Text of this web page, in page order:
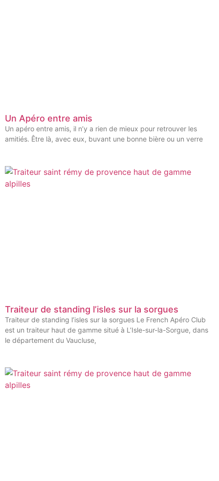
Un Apéro entre amis
Un apéro entre amis, il n’y a rien de mieux pour retrouver les
amitiés. Être là, avec eux, buvant une bonne bière ou un verre
Traiteur de standing l’isles sur la sorgues
Traiteur de standing l’isles sur la sorgues Le French Apéro Club
est un traiteur haut de gamme situé à L’Isle-sur-la-Sorgue, dans
le département du Vaucluse,